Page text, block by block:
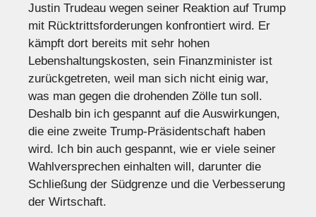
Justin Trudeau wegen seiner Reaktion auf Trump
mit Rücktrittsforderungen konfrontiert wird. Er
kämpft dort bereits mit sehr hohen
Lebenshaltungskosten, sein Finanzminister ist
zurückgetreten, weil man sich nicht einig war,
was man gegen die drohenden Zölle tun soll.
Deshalb bin ich gespannt auf die Auswirkungen,
die eine zweite Trump-Präsidentschaft haben
wird. Ich bin auch gespannt, wie er viele seiner
Wahlversprechen einhalten will, darunter die
Schließung der Südgrenze und die Verbesserung
der Wirtschaft.